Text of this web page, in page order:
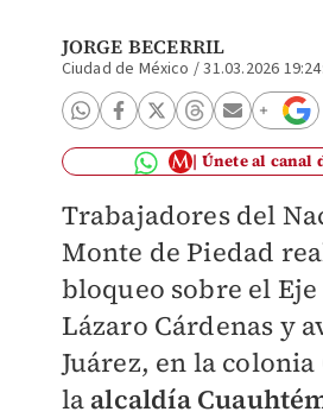
JORGE BECERRIL
Ciudad de México /31.03.2026
Únete al canal
Trabajadores del
Monte de Piedad
bloqueo sobre el
Lázaro Cárdenas y
Juárez, en la
la alcaldía